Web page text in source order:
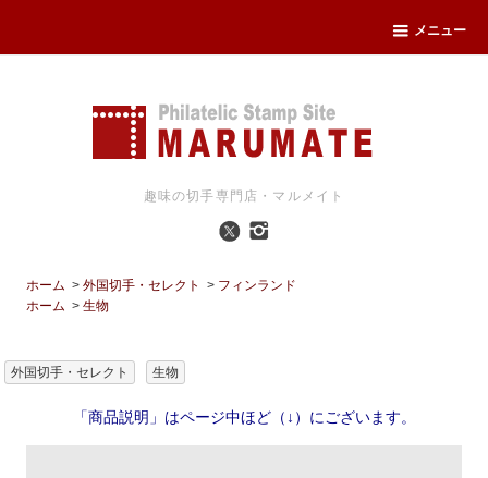
メニュー
趣味の切手専門店・マルメイト
ホーム >外国切手・セレクト > フィンランド
ホーム >生物
外国切手・セレクト 生物
「商品説明」はページ中ほど（↓）にございます。